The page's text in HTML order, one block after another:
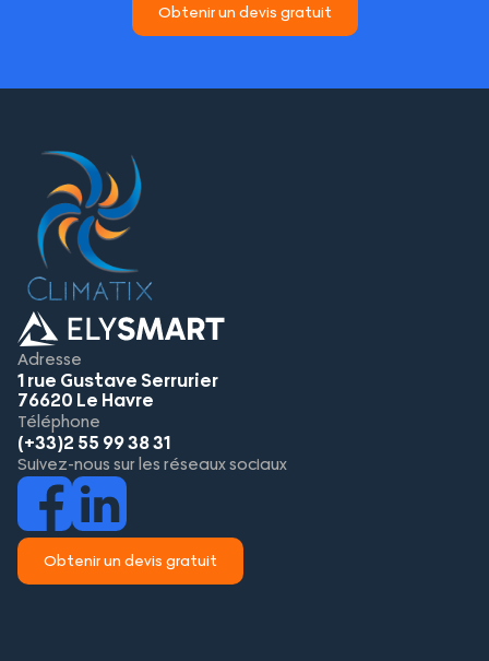
Obtenir un devis gratuit
Adresse
1 rue Gustave Serrurier
76620 Le Havre
Téléphone
(+33)2 55 99 38 31
Suivez-nous sur les réseaux sociaux
Obtenir un devis gratuit